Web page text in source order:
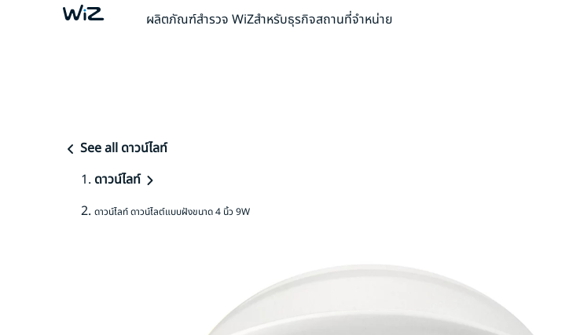
ผลิตภัณฑ์สำรวจ WiZสำหรับธุรกิจสถานที่จำหน่าย
See all ดาวน์ไลท์
ดาวน์ไลท์
ดาวน์ไลท์ ดาวน์ไลต์แบบฝังขนาด 4 นิ้ว 9W